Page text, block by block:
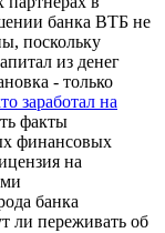
банка ВТБ не
поскольку
из денег
- только
заработал на
факты
финансовых
на
банка
ли переживать об